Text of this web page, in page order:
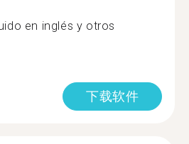
en inglés y otros
下载软件